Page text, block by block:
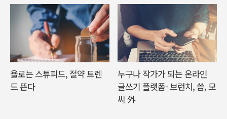
욜로는 스튜피드, 절약 트렌
드 뜬다
누구나 작가가 되는 온라인
글쓰기 플랫폼- 브런치, 씀, 모
씨 外